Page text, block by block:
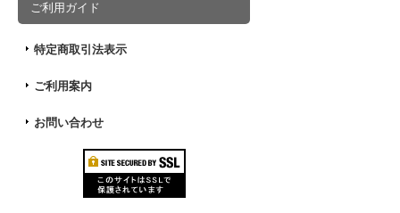
ご利用ガイド
特定商取引法表示
ご利用案内
お問い合わせ